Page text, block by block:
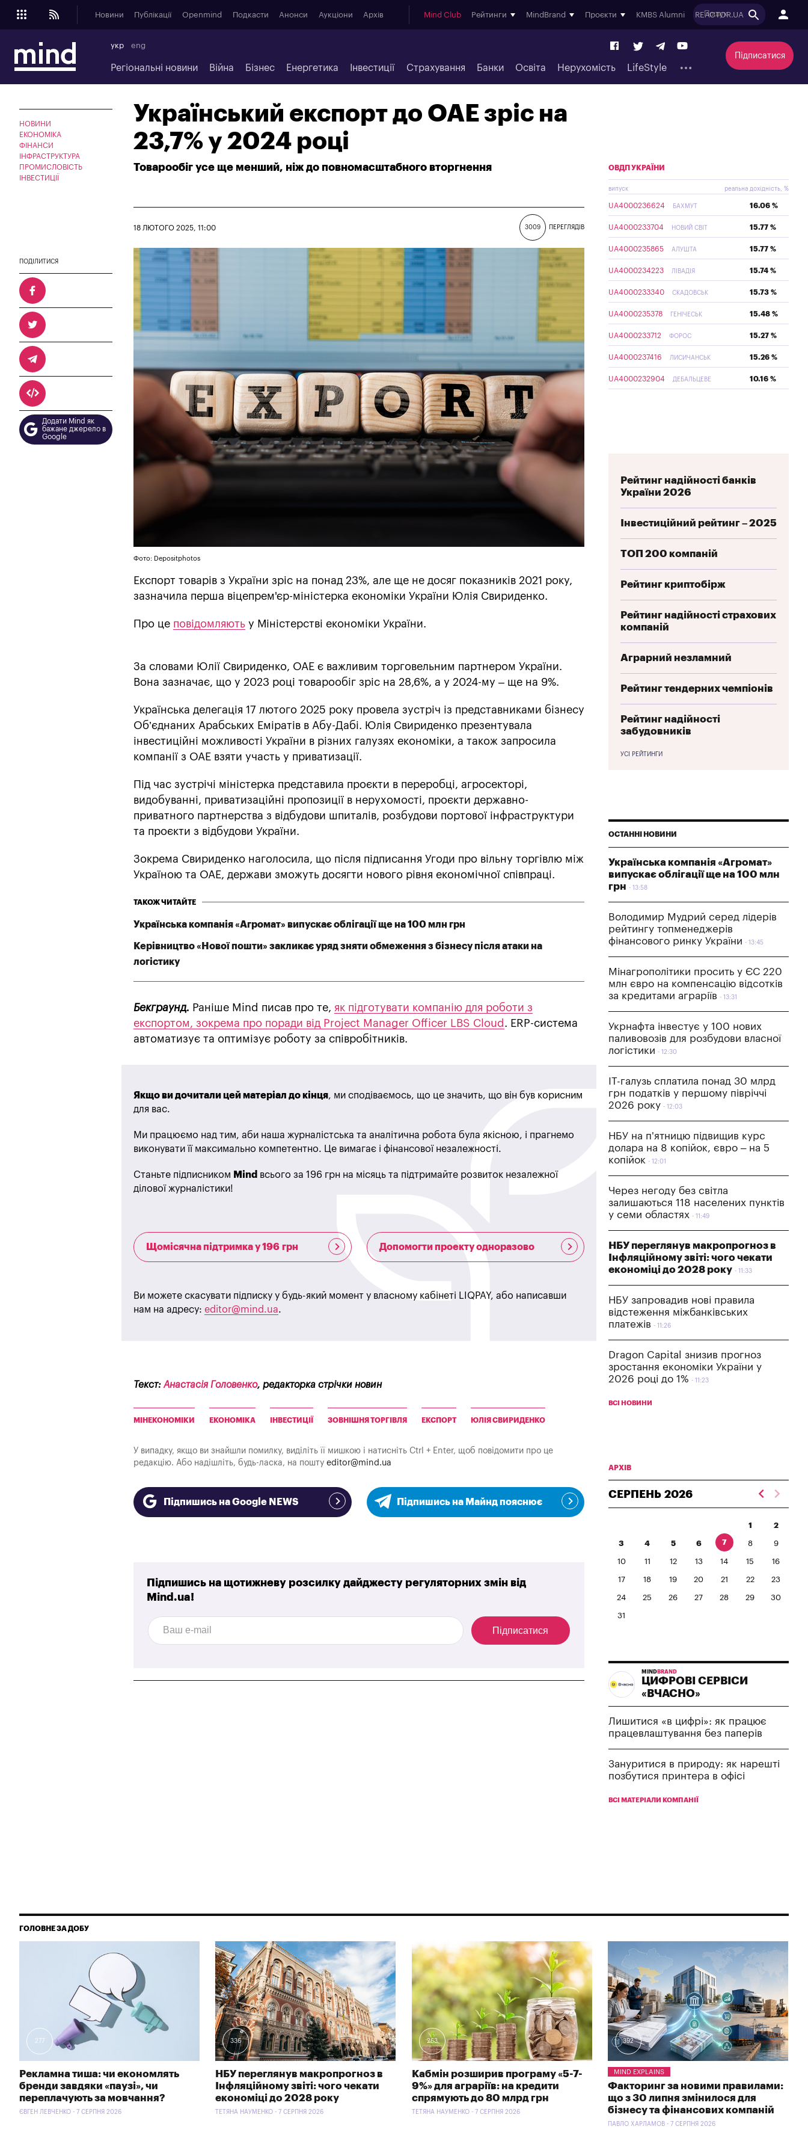
Новини Публікації Openmind Подкасти Анонси Аукціони Архів Mind Club Рейтинги MindBrand Проєкти KMBS Alumni REACTOR.UA
укр eng
Регіональні новини Війна Бізнес Енергетика Інвестиції Страхування Банки Освіта Нерухомість LifeStyle
Підписатися
НОВИНИ
ЕКОНОМІКА
ФІНАНСИ
ІНФРАСТРУКТУРА
ПРОМИСЛОВІСТЬ
ІНВЕСТИЦІЇ
Український експорт до ОАЕ зріс на
23,7% у 2024 році
Товарообіг усе ще менший, ніж до повномасштабного вторгнення
3009 ПЕРЕГЛЯДІВ
18 ЛЮТОГО 2025, 11:00
ПОДІЛИТИСЯ
Додати Mind як
бажане джерело в
Google
Фото: Depositphotos
Експорт товарів з України зріс на понад 23%, але ще не досяг показників 2021 року,
зазначила перша віцепрем'єр-міністерка економіки України Юлія Свириденко.
Про це повідомляють у Міністерстві економіки України.
За словами Юлії Свириденко, ОАЕ є важливим торговельним партнером України.
Вона зазначає, що у 2023 році товарообіг зріс на 28,6%, а у 2024-му – ще на 9%.
Українська делегація 17 лютого 2025 року провела зустріч із представниками бізнесу
Об’єднаних Арабських Еміратів в Абу-Дабі. Юлія Свириденко презентувала
інвестиційні можливості України в різних галузях економіки, а також запросила
компанії з ОАЕ взяти участь у приватизації.
Під час зустрічі міністерка представила проєкти в переробці, агросекторі,
видобуванні, приватизаційні пропозиції в нерухомості, проєкти державно-
приватного партнерства з відбудови шпиталів, розбудови портової інфраструктури
та проєкти з відбудови України.
Зокрема Свириденко наголосила, що після підписання Угоди про вільну торгівлю між
Україною та ОАЕ, держави зможуть досягти нового рівня економічної співпраці.
ТАКОЖ ЧИТАЙТЕ
Українська компанія «Агромат» випускає облігації ще на 100 млн грн
Керівництво «Нової пошти» закликає уряд зняти обмеження з бізнесу після атаки на
логістику
Бекграунд. Раніше Mind писав про те, як підготувати компанію для роботи з
експортом, зокрема про поради від Project Manager Officer LBS Cloud . ERP-система
автоматизує та оптимізує роботу за співробітників.
Якщо ви дочитали цей матеріал до кінця, ми сподіваємось, що це значить, що він був корисним
для вас.
Ми працюємо над тим, аби наша журналістська та аналітична робота була якісною, і прагнемо
виконувати її максимально компетентно. Це вимагає і фінансової незалежності.
Станьте підписником Mind всього за 196 грн на місяць та підтримайте розвиток незалежної
ділової журналістики!
Щомісячна підтримка у 196 грн Допомогти проекту одноразово
Ви можете скасувати підписку у будь-який момент у власному кабінеті LIQPAY, або написавши
нам на адресу: editor@mind.ua.
Текст: Анастасія Головенко, редакторка стрічки новин
МІНЕКОНОМІКИ ЕКОНОМІКА ІНВЕСТИЦІЇ ЗОВНІШНЯ ТОРГІВЛЯ ЕКСПОРТ ЮЛІЯ СВИРИДЕНКО
У випадку, якщо ви знайшли помилку, виділіть її мишкою і натисніть Ctrl + Enter, щоб повідомити про це
редакцію. Або надішліть, будь-ласка, на пошту editor@mind.ua
Підпишись на Google NEWS Підпишись на Майнд пояснює
Підпишись на щотижневу розсилку дайджесту регуляторних змін від
Mind.ua!
Підписатися
ОВДП УКРАЇНИ
випуск реальна дохідність, %
UA4000236624 БАХМУТ 16.06 %
UA4000233704 НОВИЙ СВІТ 15.77 %
UA4000235865 АЛУШТА 15.77 %
UA4000234223 ЛІВАДІЯ 15.74 %
UA4000233340 СКАДОВСЬК 15.73 %
UA4000235378 ГЕНІЧЕСЬК 15.48 %
UA4000233712 ФОРОС 15.27 %
UA4000237416 ЛИСИЧАНСЬК 15.26 %
UA4000232904 ДЕБАЛЬЦЕВЕ 10.16 %
Рейтинг надійності банків
України 2026
Інвестиційний рейтинг – 2025
ТОП 200 компаній
Рейтинг криптобірж
Рейтинг надійності страхових
компаній
Аграрний незламний
Рейтинг тендерних чемпіонів
Рейтинг надійності
забудовників
УСІ РЕЙТИНГИ
ОСТАННІ НОВИНИ
Українська компанія «Агромат»
випускає облігації ще на 100 млн
грн
13:58
Володимир Мудрий серед лідерів
рейтингу топменеджерів
фінансового ринку України
13:45
Мінагрополітики просить у ЄС 220
млн євро на компенсацію відсотків
за кредитами аграріїв
13:31
Укрнафта інвестує у 100 нових
паливовозів для розбудови власної
логістики
12:30
IT-галузь сплатила понад 30 млрд
грн податків у першому півріччі
2026 року
12:03
НБУ на п'ятницю підвищив курс
долара на 8 копійок, євро – на 5
копійок
12:01
Через негоду без світла
залишаються 118 населених пунктів
у семи областях
11:49
НБУ переглянув макропрогноз в
Інфляційному звіті: чого чекати
економіці до 2028 року
11:33
НБУ запровадив нові правила
відстеження міжбанківських
платежів
11:26
Dragon Capital знизив прогноз
зростання економіки України у
2026 році до 1%
11:23
ВСІ НОВИНИ
АРХІВ
СЕРПЕНЬ 2026
1 2
3 4 5 6 7 8 9
10 11 12 13 14 15 16
17 18 19 20 21 22 23
24 25 26 27 28 29 30
31
MIND BRAND
ЦИФРОВІ СЕРВІСИ
«ВЧАСНО»
Лишитися «в цифрі»: як працює
працевлаштування без паперів
Зануритися в природу: як нарешті
позбутися принтера в офісі
ВСІ МАТЕРІАЛИ КОМПАНІЇ
ГОЛОВНЕ ЗА ДОБУ
277
Рекламна тиша: чи економлять
бренди завдяки «паузі», чи
переплачують за мовчання?
ЄВГЕН ЛЕВЧЕНКО - 7 СЕРПНЯ 2026
336
НБУ переглянув макропрогноз в
Інфляційному звіті: чого чекати
економіці до 2028 року
ТЕТЯНА НАУМЕНКО - 7 СЕРПНЯ 2026
263
Кабмін розширив програму «5-7-
9%» для аграріїв: на кредити
спрямують до 80 млрд грн
ТЕТЯНА НАУМЕНКО - 7 СЕРПНЯ 2026
392
MIND EXPLAINS
Факторинг за новими правилами:
що з 30 липня змінилося для
бізнесу та фінансових компаній
ПАВЛО ХАРЛАМОВ - 7 СЕРПНЯ 2026